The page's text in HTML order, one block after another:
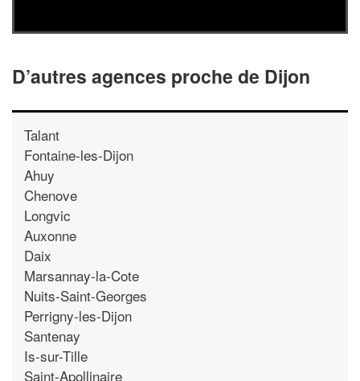
D’autres agences proche de Dijon
Talant
Fontaine-les-Dijon
Ahuy
Chenove
Longvic
Auxonne
Daix
Marsannay-la-Cote
Nuits-Saint-Georges
Perrigny-les-Dijon
Santenay
Is-sur-Tille
Saint-Apollinaire